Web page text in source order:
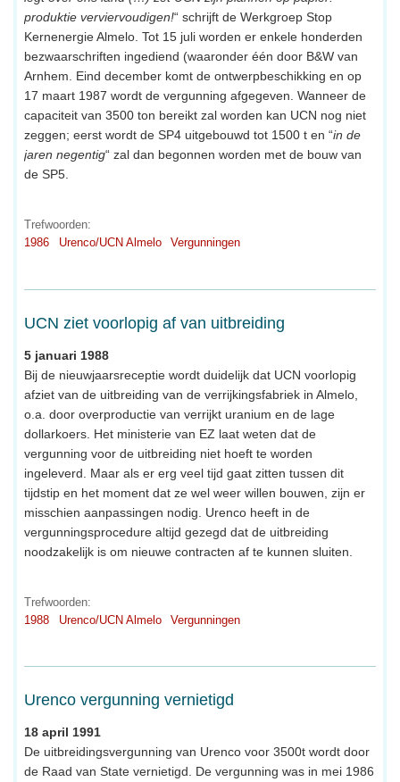
produktie verviervoudigen!“ schrijft de Werkgroep Stop
Kernenergie Almelo. Tot 15 juli worden er enkele honderden
bezwaarschriften ingediend (waaronder één door B&W van
Arnhem. Eind december komt de ontwerpbeschikking en op
17 maart 1987 wordt de vergunning afgegeven. Wanneer de
capaciteit van 3500 ton bereikt zal worden kan UCN nog niet
zeggen; eerst wordt de SP4 uitgebouwd tot 1500 t en “in de
jaren negentig“ zal dan begonnen worden met de bouw van
de SP5.
Trefwoorden:
1986
Urenco/UCN Almelo Vergunningen
UCN ziet voorlopig af van uitbreiding
5 januari 1988
Bij de nieuwjaarsreceptie wordt duidelijk dat UCN voorlopig
afziet van de uitbreiding van de verrijkingsfabriek in Almelo,
o.a. door overproductie van verrijkt uranium en de lage
dollarkoers. Het ministerie van EZ laat weten dat de
vergunning voor de uitbreiding niet hoeft te worden
ingeleverd. Maar als er erg veel tijd gaat zitten tussen dit
tijdstip en het moment dat ze wel weer willen bouwen, zijn er
misschien aanpassingen nodig. Urenco heeft in de
vergunningsprocedure altijd gezegd dat de uitbreiding
noodzakelijk is om nieuwe contracten af te kunnen sluiten.
Trefwoorden:
1988
Urenco/UCN Almelo Vergunningen
Urenco vergunning vernietigd
18 april 1991
De uitbreidingsvergunning van Urenco voor 3500t wordt door
de Raad van State vernietigd. De vergunning was in mei 1986